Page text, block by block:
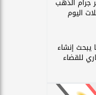
جرام الذهب
اليوم
يبحث إنشاء
للقضاء